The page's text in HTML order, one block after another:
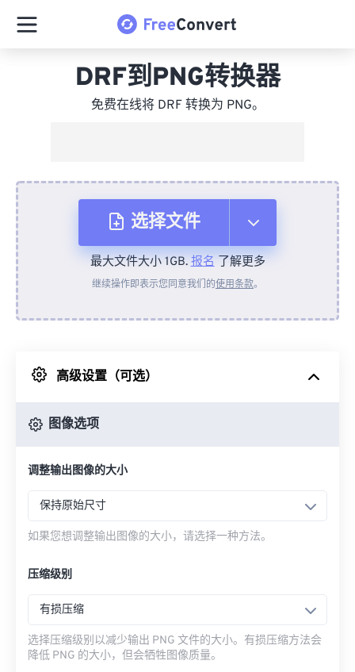
DRF到PNG转换器
免费在线将 DRF 转换为 PNG。
选择文件
从设备
来自 Google Drive
最大文件大小 1GB.报名了解更多
继续操作即表示您同意我们的使用条款。
高级设置（可选）
图像选项
调整输出图像的大小
保持原始尺寸
如果您想调整输出图像的大小，请选择一种方法。
压缩级别
有损压缩
选择压缩级别以减少输出 PNG 文件的大小。有损压缩方法会
降低 PNG 的大小，但会牺牲图像质量。